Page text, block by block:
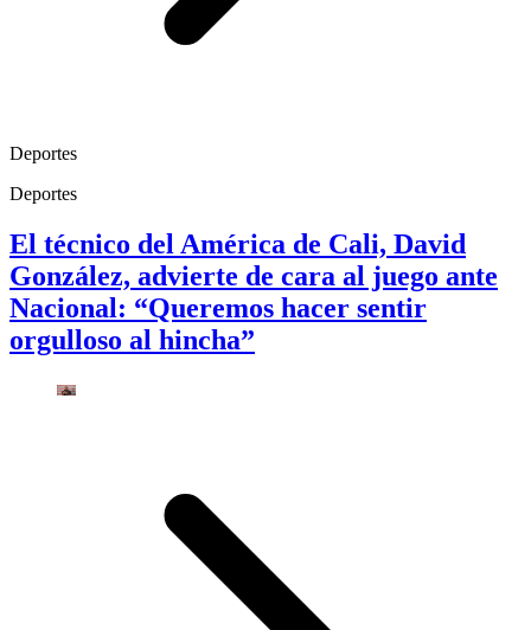
Deportes
Deportes
El técnico del América de Cali, David
González, advierte de cara al juego ante
Nacional: “Queremos hacer sentir
orgulloso al hincha”